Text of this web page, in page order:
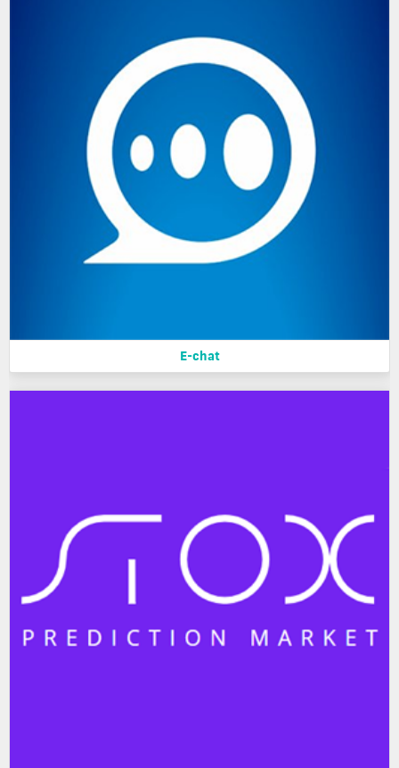
E-chat